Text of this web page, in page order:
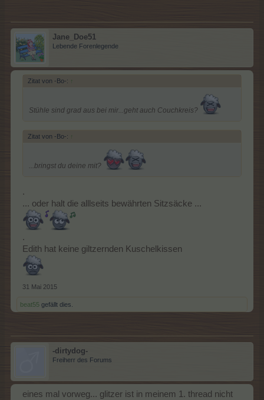
Jane_Doe51
Lebende Forenlegende
Zitat von -Bo-: ↑
Stühle sind grad aus bei mir...geht auch Couchkreis?
Zitat von -Bo-: ↑
...bringst du deine mit?
.
... oder halt die alllseits bewährten Sitzsäcke ...
.
Edith hat keine giltzernden Kuschelkissen
31 Mai 2015
beat55 gefällt dies.
-dirtydog-
Freiherr des Forums
eines mal vorweg... glitzer ist in meinem 1. thread nicht